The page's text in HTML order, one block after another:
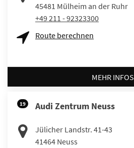
45481 Mülheim an der Ruhr
+49 211 - 92323300
Route berechnen
MEHR INFOS
19 Audi Zentrum Neuss
Jülicher Landstr. 41-43
41464 Neuss